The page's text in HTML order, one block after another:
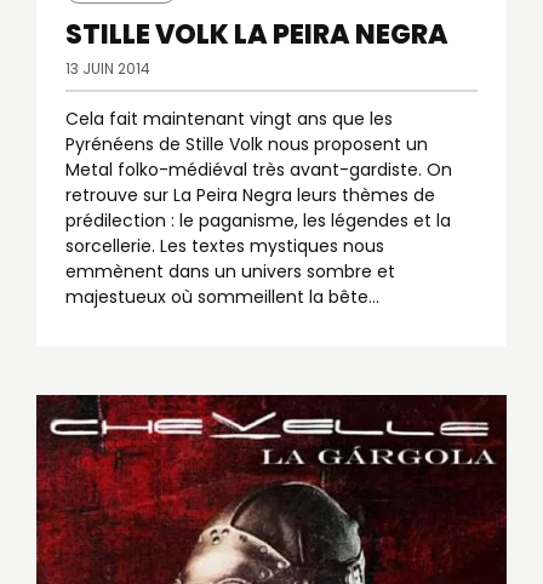
STILLE VOLKLA PEIRA NEGRA
13 JUIN 2014
Cela fait maintenant vingt ans que les
Pyrénéens de Stille Volk nous proposent un
Metal folko-médiéval très avant-gardiste. On
retrouve sur La Peira Negra leurs thèmes de
prédilection : le paganisme, les légendes et la
sorcellerie. Les textes mystiques nous
emmènent dans un univers sombre et
majestueux où sommeillent la bête…